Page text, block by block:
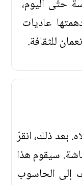
حتّى اليوم،
عاديات
للثقافة.
بعد ذلك، انقرّ
سيقوم هذا
إلى الحاسوب